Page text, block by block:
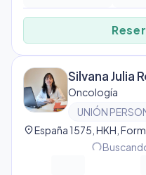
Silvana Julia
Oncología
UNIÓN
location_on
progress_activity